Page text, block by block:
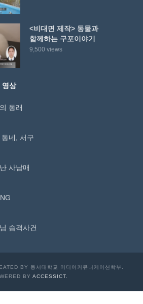
<비대면 제작> 동물과
함께하는 구포이야기
9,500 views
영상
동래
동네, 서구
사남매
습격사건
BY 동서대학교 미디어커뮤니케이션학부.
BY ACCESSICT.